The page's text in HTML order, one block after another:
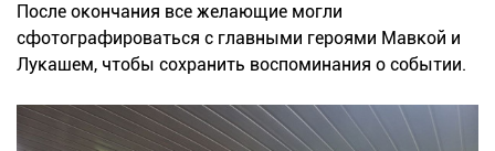
После окончания все желающие могли
сфотографироваться с главными героями Мавкой и
Лукашем, чтобы сохранить воспоминания о событии.